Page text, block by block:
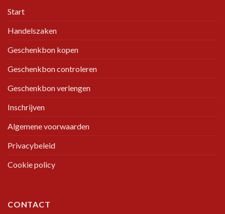
Start
Handelszaken
Geschenkbon kopen
Geschenkbon controleren
Geschenkbon verlengen
Inschrijven
Algemene voorwaarden
Privacybeleid
Cookie policy
CONTACT